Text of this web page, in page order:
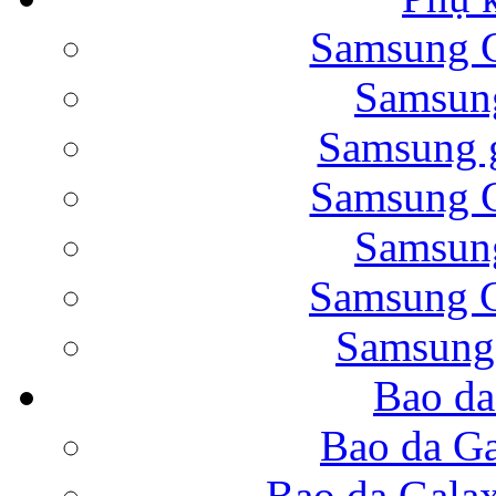
Bao da Samsung
Bao da Galaxy
Nắp lưng Samsung
Samsung
Samsung
Samsung
Bao
Bao da